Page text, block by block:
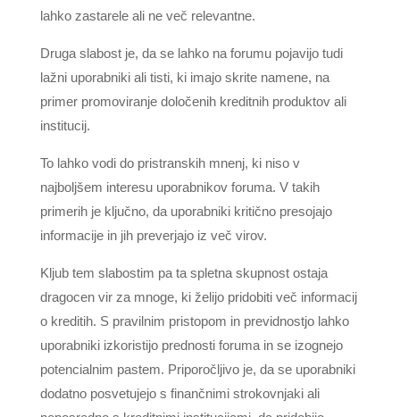
lahko zastarele ali ne več relevantne.
Druga slabost je, da se lahko na forumu pojavijo tudi
lažni uporabniki ali tisti, ki imajo skrite namene, na
primer promoviranje določenih kreditnih produktov ali
institucij.
To lahko vodi do pristranskih mnenj, ki niso v
najboljšem interesu uporabnikov foruma. V takih
primerih je ključno, da uporabniki kritično presojajo
informacije in jih preverjajo iz več virov.
Kljub tem slabostim pa ta spletna skupnost ostaja
dragocen vir za mnoge, ki želijo pridobiti več informacij
o kreditih. S pravilnim pristopom in previdnostjo lahko
uporabniki izkoristijo prednosti foruma in se izognejo
potencialnim pastem. Priporočljivo je, da se uporabniki
dodatno posvetujejo s finančnimi strokovnjaki ali